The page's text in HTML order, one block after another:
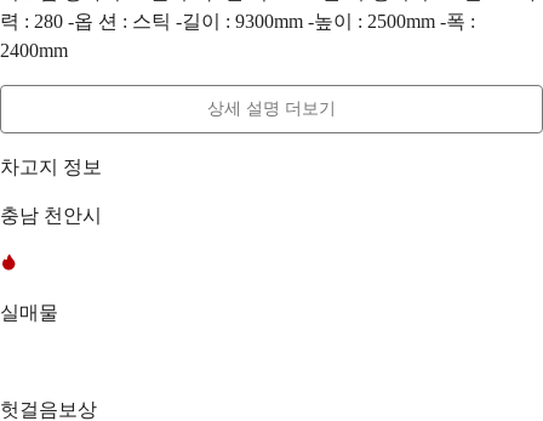
력 : 280 -옵 션 : 스틱 -길이 : 9300mm -높이 : 2500mm -폭 :
2400mm
상세 설명 더보기
차고지 정보
충남 천안시
실매물
헛걸음보상